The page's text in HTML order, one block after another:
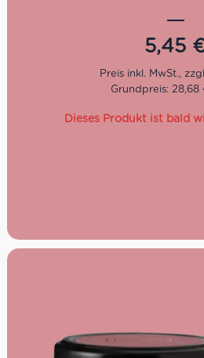
exzellente
Auswahl der Zutaten steht
Darum werden nur rein
der Herstellung verwendet… und
unverkennbaren Geschmack
Glutenfrei
5,45
Grundpreis: 28,68
Dieses Produkt ist bald